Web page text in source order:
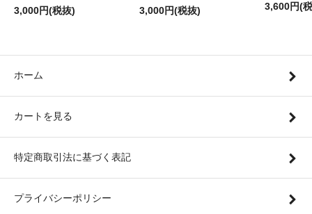
3,000円(税抜) 3,000円(税抜) 3,600円(
ホーム
カートを見る
特定商取引法に基づく表記
プライバシーポリシー